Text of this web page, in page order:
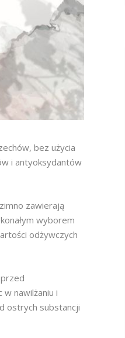
bez użycia
i antyoksydantów
zawierają
wyborem
odżywczych
nawilżaniu i
ostrych substancji